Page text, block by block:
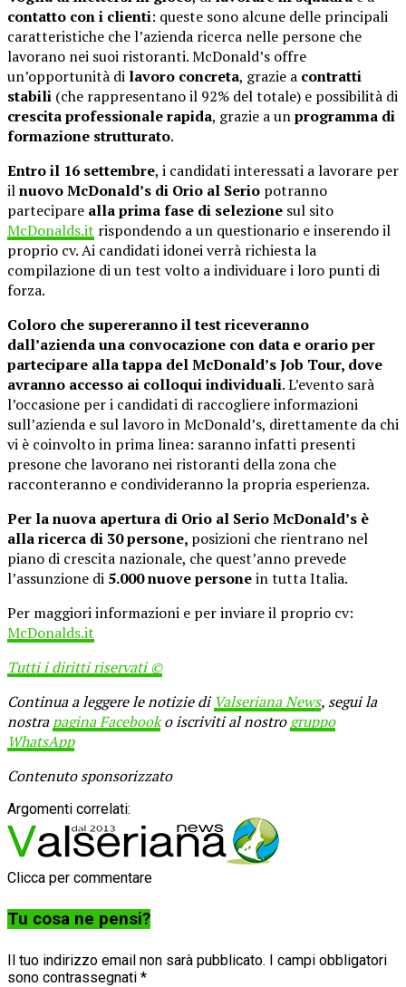
contatto con i clienti: queste sono alcune delle principali
caratteristiche che l’azienda ricerca nelle persone che
lavorano nei suoi ristoranti. McDonald’s offre
un’opportunità di lavoro concreta, grazie a contratti
stabili (che rappresentano il 92% del totale) e possibilità di
crescita professionale rapida, grazie a unprogramma di
formazione strutturato.
Entro il 16 settembre, i candidati interessati a lavorare per
ilnuovo McDonald’s di Orio al Serio potranno
partecipare alla prima fase di selezione sul sito
McDonalds.it rispondendo a un questionario e inserendo il
proprio cv. Ai candidati idonei verrà richiesta la
compilazione di un test volto a individuare i loro punti di
forza.
Coloro che supereranno il test riceveranno
dall’azienda una convocazione con data e orario per
partecipare alla tappa del McDonald’s Job Tour, dove
avranno accesso ai colloqui individuali. L’evento sarà
l’occasione per i candidati di raccogliere informazioni
sull’azienda e sul lavoro in McDonald’s, direttamente da chi
vi è coinvolto in prima linea: saranno infatti presenti
presone che lavorano nei ristoranti della zona che
racconteranno e condivideranno la propria esperienza.
Per la nuova apertura di Orio al Serio McDonald’s è
alla ricerca di 30 persone, posizioni che rientrano nel
piano di crescita nazionale, che quest’anno prevede
l’assunzione di 5.000 nuove personein tutta Italia.
Per maggiori informazioni e per inviare il proprio cv:
McDonalds.it
Tutti i diritti riservati ©
Continua a leggere le notizie di Valseriana News, segui la
nostrapagina Facebooko iscriviti al nostrogruppo
WhatsApp
Contenuto sponsorizzato
Argomenti correlati:
Clicca per commentare
Tu cosa ne pensi?
Il tuo indirizzo email non sarà pubblicato. I campi obbligatori
sono contrassegnati *